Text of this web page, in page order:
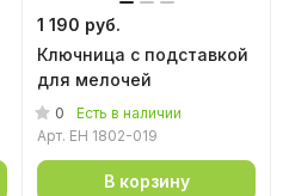
1 190 руб.
Ключница с подставкой
для мелочей
0
Есть в наличии
Арт. EH 1802-019
В корзину